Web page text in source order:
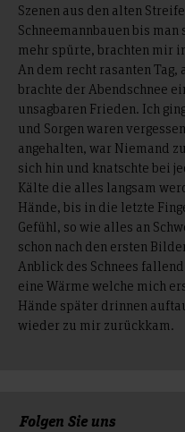
Szenen aus den alten
Schneemannbauen bis
mehr spürte, brachten mir
An dem recht rasanten
brachte der Abendschnee
unsagbaren Frieden. Ich
und Sorgen waren
angehalten, war Niemand
sich hin und knatschte bei
Kälte die alles langsam
Hände, bis in die letzte
Gefühl, so wie alles an
schon nach den ersten
Anblick des Schnees
eine Wärme welche mich
Hände später drinnen
wieder zu mir zurückkam.
Folgen Sie uns